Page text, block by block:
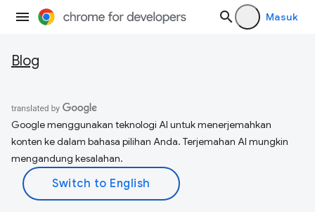
Masuk
Blog
Google menggunakan teknologi AI untuk menerjemahkan
konten ke dalam bahasa pilihan Anda. Terjemahan AI mungkin
mengandung kesalahan.